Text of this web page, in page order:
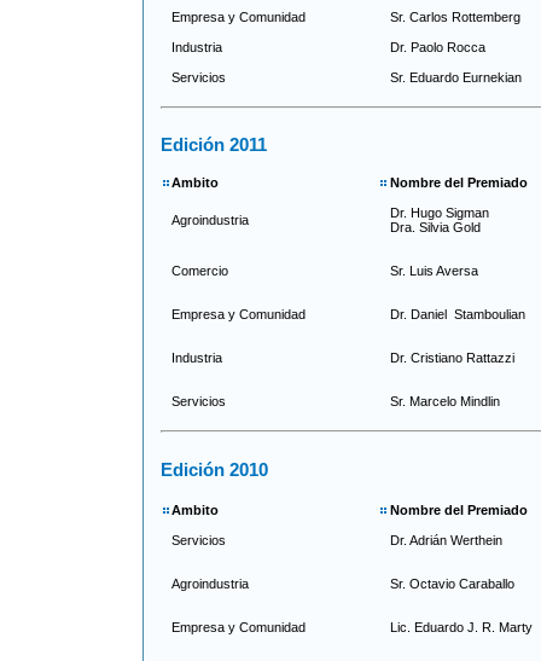
Empresa y Comunidad Sr. Carlos Rottemberg
Industria Dr. Paolo Rocca
Servicios Sr. Eduardo Eurnekian
Edición 2011
Ambito Nombre del Premiado
Agroindustria
Dr. Hugo Sigman
Dra. Silvia Gold
Comercio Sr. Luis Aversa
Empresa y Comunidad Dr. Daniel Stamboulian
Industria Dr. Cristiano Rattazzi
Servicios Sr. Marcelo Mindlin
Edición 2010
Ambito Nombre del Premiado
Servicios Dr. Adrián Werthein
Agroindustria Sr. Octavio Caraballo
Empresa y Comunidad Lic. Eduardo J. R. Marty